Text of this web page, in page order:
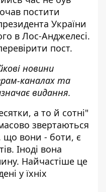
постити
України
в Лос-Анджелесі.
пост.
новини
каналах та
видання.
а то й сотні"
звертаються
що вони - боти, є
Іноді вона
Найчастіше це
у їхніх